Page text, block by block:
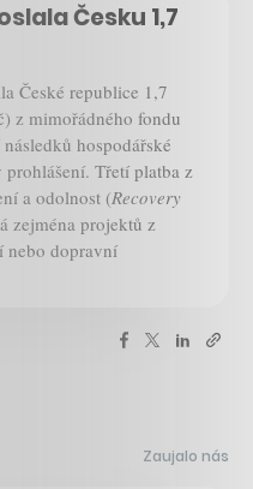
Česku 1,7
České republice 1,7
z mimořádného fondu
hospodářské
Třetí platba z
a odolnost (Recovery
zejména projektů z
nebo dopravní
Zaujalo nás